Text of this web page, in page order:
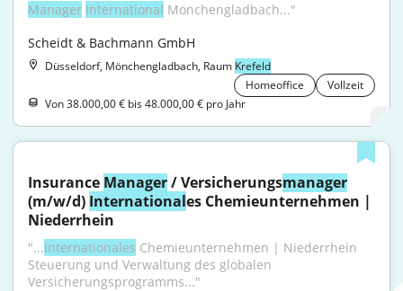
Manager International Mönchengladbach..."
Scheidt & Bachmann GmbH
Düsseldorf, Mönchengladbach, Raum Krefeld
Homeoffice
Vollzeit
Von 38.000,00 € bis 48.000,00 € pro Jahr
Insurance Manager / Versicherungsmanager
(m/w/d) Internationales Chemieunternehmen |
Niederrhein
"...Internationales Chemieunternehmen | Niederrhein
Steuerung und Verwaltung des globalen
Versicherungsprogramms..."